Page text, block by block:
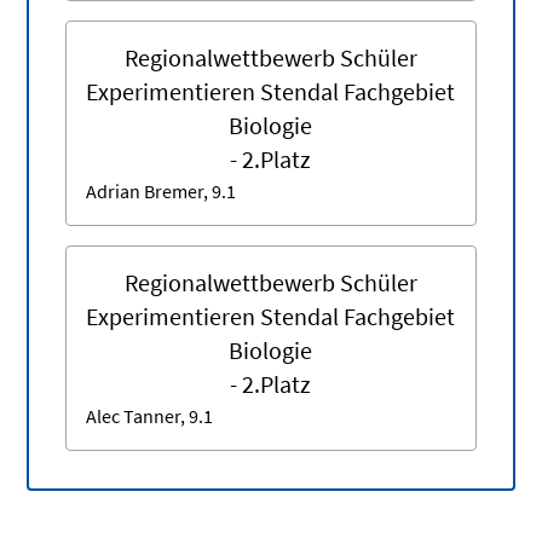
Regionalwettbewerb Schüler
Experimentieren Stendal Fachgebiet
Biologie
- 2.Platz
Adrian Bremer, 9.1
Regionalwettbewerb Schüler
Experimentieren Stendal Fachgebiet
Biologie
- 2.Platz
Alec Tanner, 9.1